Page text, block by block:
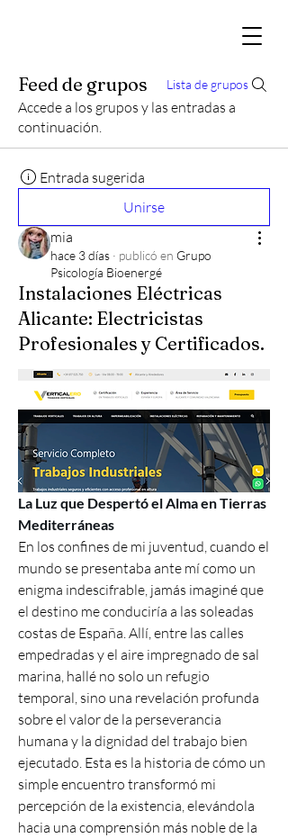
Feed de grupos Lista de grupos
Accede a los grupos y las entradas a
continuación.
Entrada sugerida
Unirse
mia
hace 3 días · publicó en Grupo
Psicología Bioenergé
Instalaciones Eléctricas
Alicante: Electricistas
Profesionales y Certificados.
La Luz que Despertó el Alma en Tierras
Mediterráneas
En los confines de mi juventud, cuando el
mundo se presentaba ante mí como un
enigma indescifrable, jamás imaginé que
el destino me conduciría a las soleadas
costas de España. Allí, entre las calles
empedradas y el aire impregnado de sal
marina, hallé no solo un refugio
temporal, sino una revelación profunda
sobre el valor de la perseverancia
humana y la dignidad del trabajo bien
ejecutado. Esta es la historia de cómo un
simple encuentro transformó mi
percepción de la existencia, elevándola
hacia una comprensión más noble de la